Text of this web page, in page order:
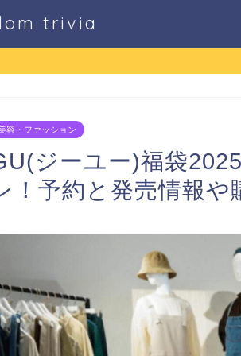
trivia
容・ファッション
ジーユー)福袋
！予約と発売情報や